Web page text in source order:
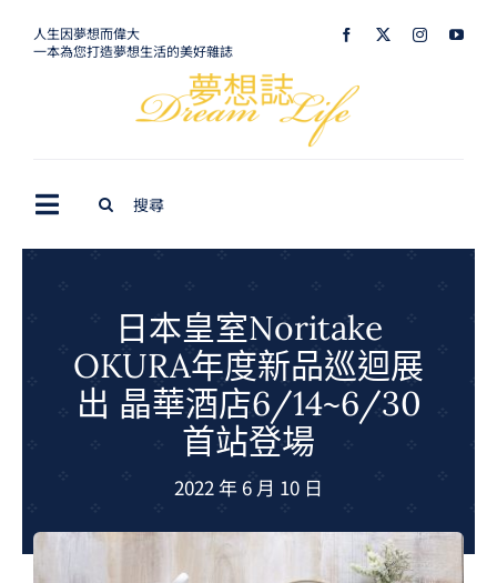
人生因夢想而偉大
一本為您打造夢想生活的美好雜誌
Toggle
Navigation
室內設計
購屋指南
GCU大賽
日本皇室Noritake
OKURA年度新品巡迴展
出 晶華酒店6/14~6/30
首站登場
2022 年 6 月 10 日